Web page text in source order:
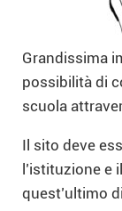
Grandissima
possibilità di
scuola
Il sito deve
l’istituzione e il
quest’ultimo